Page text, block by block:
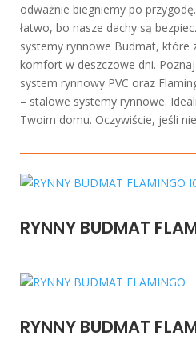
odważnie biegniemy po
łatwo, bo nasze dachy są
systemy rynnowe Budmat, które
komfort w deszczowe dni.
system rynnowy PVC oraz
– stalowe systemy rynnowe.
Twoim domu. Oczywiście, jeśli
RYNNY BUDMAT
RYNNY BUDMAT